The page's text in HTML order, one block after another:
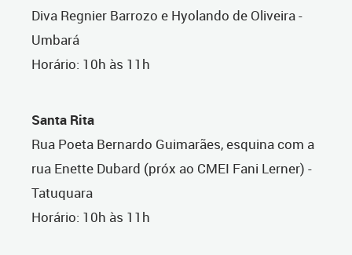
Diva Regnier Barrozo e Hyolando de Oliveira -
Umbará
Horário: 10h às 11h
Santa Rita
Rua Poeta Bernardo Guimarães, esquina com a
rua Enette Dubard (próx ao CMEI Fani Lerner) -
Tatuquara
Horário: 10h às 11h